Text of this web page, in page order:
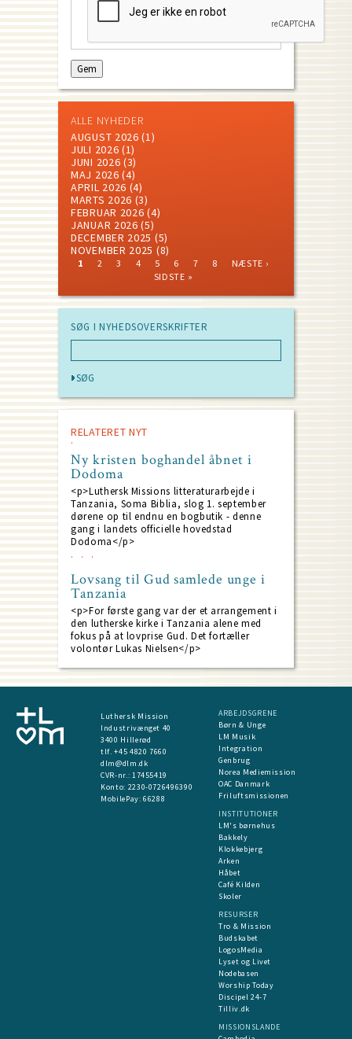
ALLE NYHEDER
AUGUST 2026 (1)
JULI 2026 (1)
JUNI 2026 (3)
MAJ 2026 (4)
APRIL 2026 (4)
MARTS 2026 (3)
FEBRUAR 2026 (4)
JANUAR 2026 (5)
DECEMBER 2025 (5)
NOVEMBER 2025 (8)
CURRENT
1 PAGE
2 PAGE
3 PAGE
4 PAGE
5 PAGE
6 PAGE
7 PAGE
8
NEXT
NÆSTE ›
SIDSTE »
SØG I NYHEDSOVERSKRIFTER
RELATERET NYT
Ny kristen boghandel åbnet i
Dodoma
<p>Luthersk Missions litteraturarbejde i
Tanzania, Soma Biblia, slog 1. september
dørene op til endnu en bogbutik - denne
gang i landets officielle hovedstad
Dodoma</p>
Lovsang til Gud samlede unge i
Tanzania
<p>For første gang var der et arrangement i
den lutherske kirke i Tanzania alene med
fokus på at lovprise Gud. Det fortæller
volontør Lukas Nielsen</p>
Luthersk Mission
Industrivænget 40
3400 Hillerød
tlf. +45 4820 7660
dlm@dlm.dk
CVR-nr.: 17455419
​Konto: 2230-0726496390
MobilePay:66288
ARBEJDSGRENE
Børn & Unge
LM Musik
Integration
Genbrug
Norea Mediemission
OAC Danmark
Friluftsmissionen
INSTITUTIONER
LM's børnehus
Bakkely
Klokkebjerg
Arken
Håbet
Café Kilden
Skoler
RESURSER
Tro & Mission
Budskabet
LogosMedia
Lyset og Livet
Nodebasen
Worship Today
Discipel 24-7
Tilliv.dk
MISSIONSLANDE